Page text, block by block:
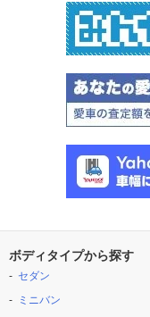
ボディタイプから探す
セダン
ミニバン